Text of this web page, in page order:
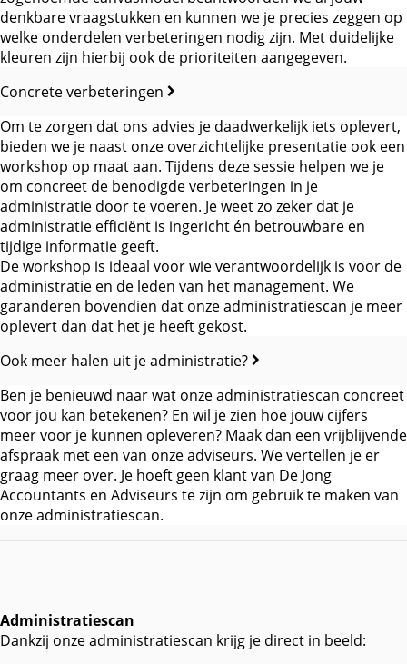
denkbare vraagstukken en kunnen we je precies zeggen op
welke onderdelen verbeteringen nodig zijn. Met duidelijke
kleuren zijn hierbij ook de prioriteiten aangegeven.
Concrete verbeteringen
Om te zorgen dat ons advies je daadwerkelijk iets oplevert,
bieden we je naast onze overzichtelijke presentatie ook een
workshop op maat aan. Tijdens deze sessie helpen we je
om concreet de benodigde verbeteringen in je
administratie door te voeren. Je weet zo zeker dat je
administratie efficiënt is ingericht én betrouwbare en
tijdige informatie geeft.
De workshop is ideaal voor wie verantwoordelijk is voor de
administratie en de leden van het management. We
garanderen bovendien dat onze administratiescan je meer
oplevert dan dat het je heeft gekost.
Ook meer halen uit je administratie?
Ben je benieuwd naar wat onze administratiescan concreet
voor jou kan betekenen? En wil je zien hoe jouw cijfers
meer voor je kunnen opleveren? Maak dan een vrijblijvende
afspraak met een van onze adviseurs. We vertellen je er
graag meer over. Je hoeft geen klant van De Jong
Accountants en Adviseurs te zijn om gebruik te maken van
onze administratiescan.
Administratiescan
Dankzij onze administratiescan krijg je direct in beeld: